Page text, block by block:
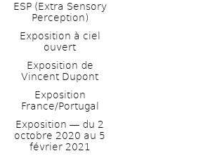
ESP (Extra Sensory
Perception)
Exposition à ciel
ouvert
Exposition de
Vincent Dupont
Exposition
France/Portugal
Exposition ― du 2
octobre 2020 au 5
février 2021